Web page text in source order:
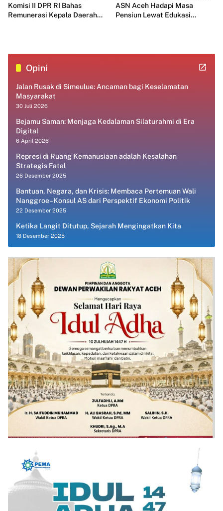
Komisi II DPR RI Bahas
Remunerasi Kepala Daerah
ASN Aceh Hadapi Masa
Pensiun Lewat Edukasi
Opini
Jalan Rusak di Simeulue: Ancaman bagi Keselamatan
Masyarakat
30 Juli 2026
Bejamu Saman: Menjaga Kedalaman Silaturahmi di Era
Digital
6 April 2026
Represi di Ruang Kemanusiaan adalah Kesalahan
Strategis Fatal
26 Desember 2025
Bantuan, Negara, dan Krisis: Membaca Pertemuan Wali
Nanggroe–Konsul AS dari Perspektif Ekonomi Politik
22 Desember 2025
Ketika Langit Ditutup, Sejarah Mengingatkan Kita
18 Desember 2025